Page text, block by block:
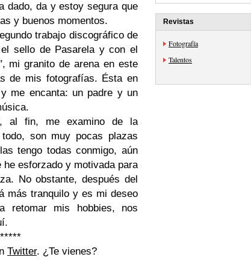
dado, da y estoy segura que
y buenos momentos.
trabajo discográfico de
sello de Pasarela y con el
mi granito de arena en este
de mis fotografías. Ésta en
me encanta: un padre y un
al fin, me examino de la
son muy pocas plazas
tengo todas conmigo, aún
esforzado y motivada para
No obstante, después del
más tranquilo y es mi deseo
retomar mis hobbies, nos
Twitter. ¿Te vienes?
Revistas
Fotografía
Talentos